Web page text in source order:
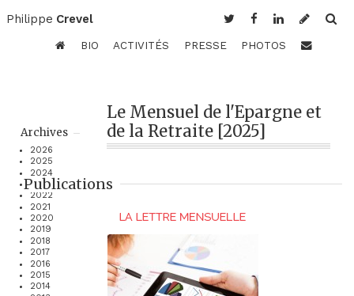
Philippe Crevel
BIO ACTIVITÉS PRESSE PHOTOS
Archives
2026
2025
2024
2023
2022
2021
2020
2019
2018
2017
2016
2015
2014
Le Mensuel de l'Epargne et
de la Retraite [2025]
Publications